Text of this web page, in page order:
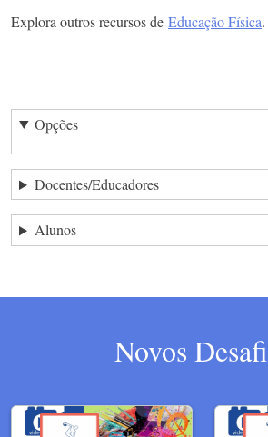
Explora outros recursos de Educação Física.
Opções
Docentes/Educadores
Alunos
Novos